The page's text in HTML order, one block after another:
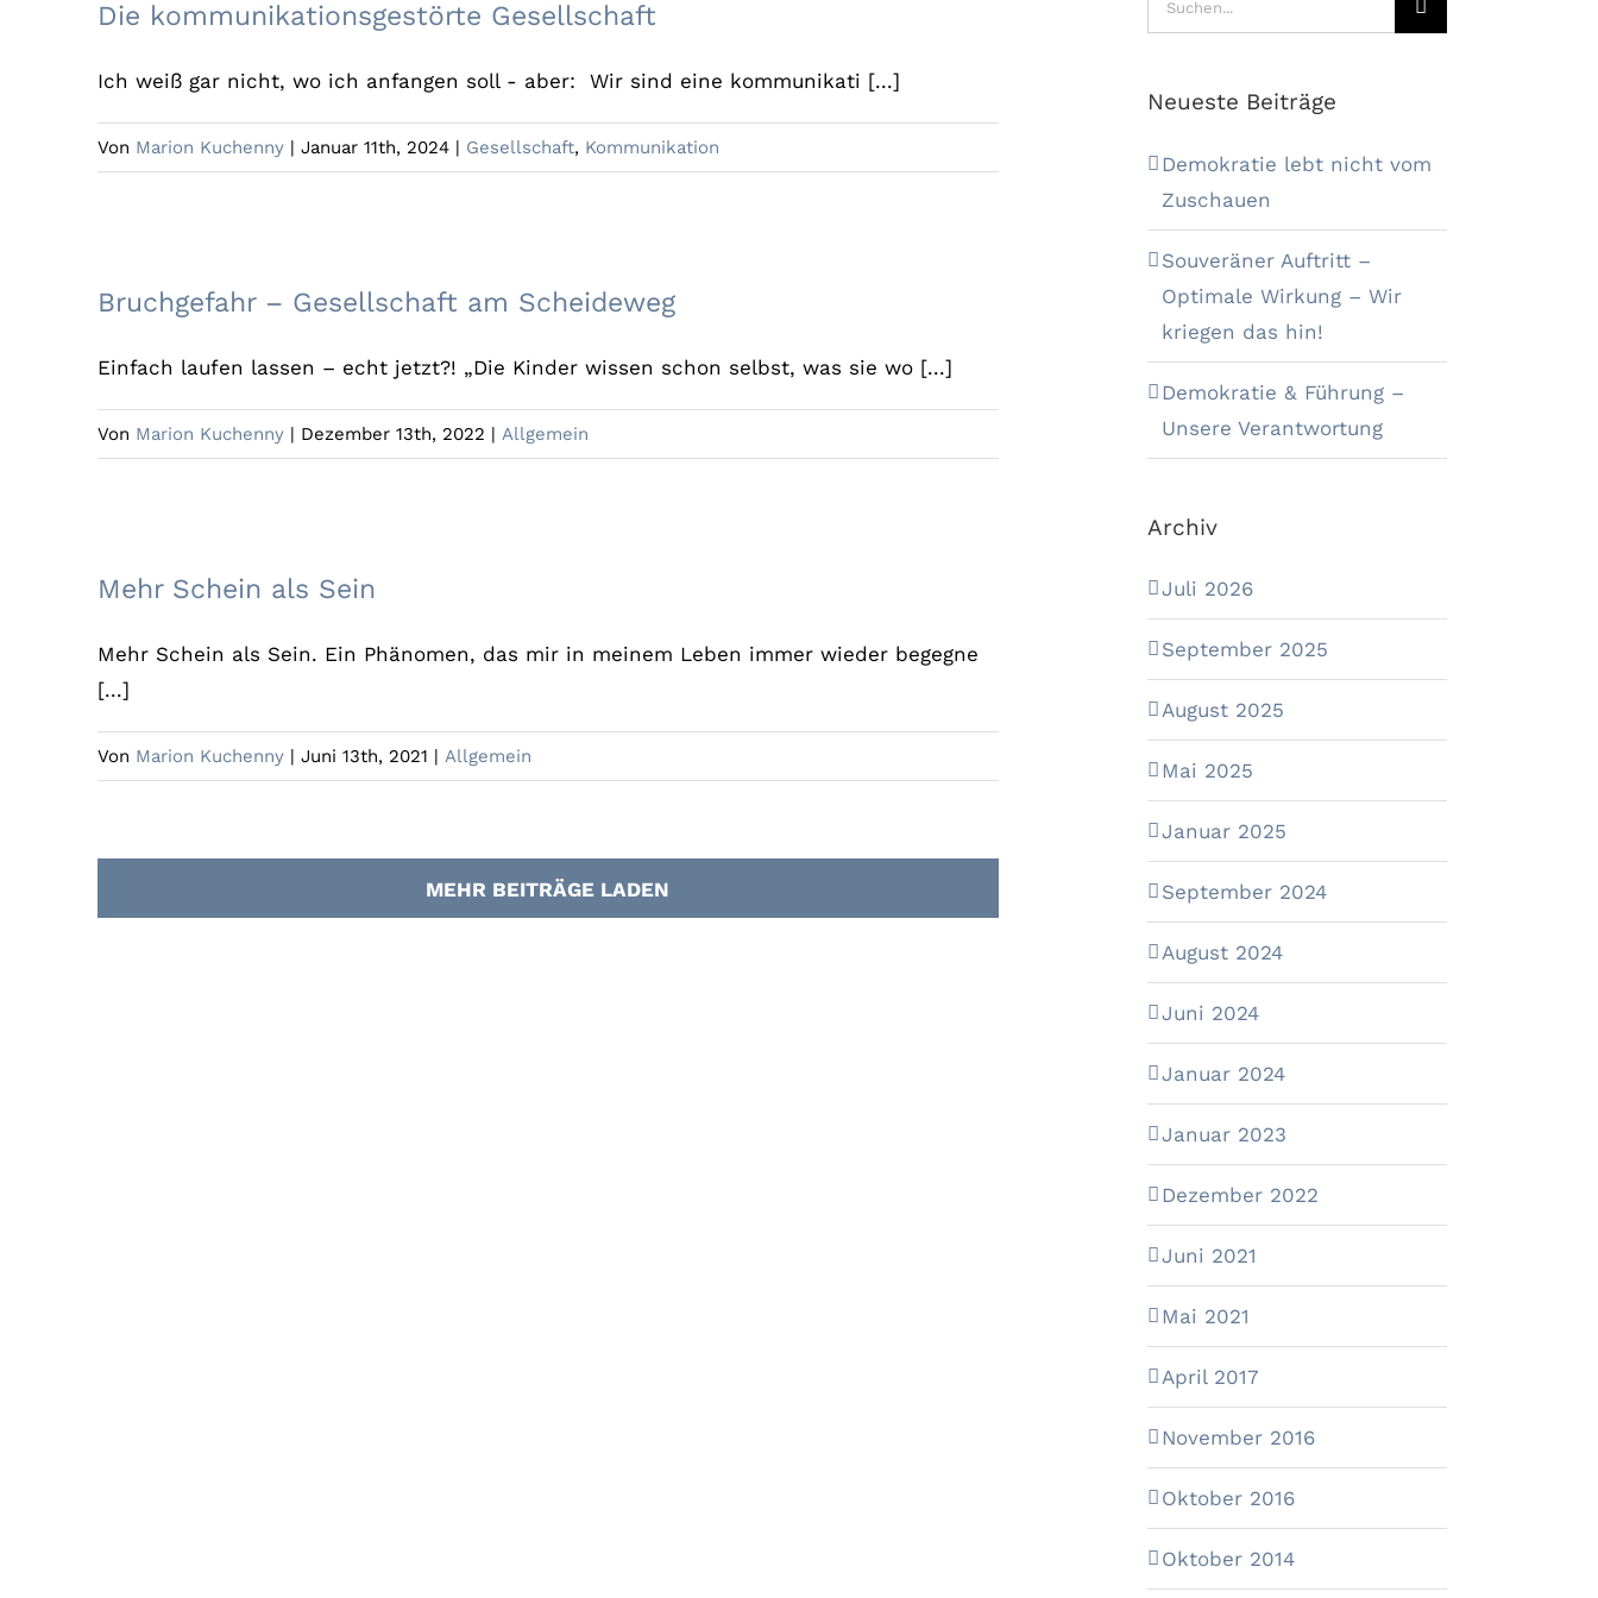
Die kommunikationsgestörte Gesellschaft
Ich weiß gar nicht, wo ich anfangen soll - aber: Wir sind eine kommunikati [...]
Von Marion Kuchenny | Januar 11th, 2024 | Gesellschaft, Kommunikation
Bruchgefahr – Gesellschaft am Scheideweg
Einfach laufen lassen – echt jetzt?! „Die Kinder wissen schon selbst, was sie wo [...]
Von Marion Kuchenny | Dezember 13th, 2022 | Allgemein
Mehr Schein als Sein
Mehr Schein als Sein. Ein Phänomen, das mir in meinem Leben immer wieder begegne
[...]
Von Marion Kuchenny | Juni 13th, 2021 | Allgemein
MEHR BEITRÄGE LADEN
nach:
Neueste Beiträge
Demokratie lebt nicht vom
Zuschauen
Souveräner Auftritt –
Optimale Wirkung – Wir
kriegen das hin!
Demokratie & Führung –
Unsere Verantwortung
Archiv
Juli 2026
September 2025
August 2025
Mai 2025
Januar 2025
September 2024
August 2024
Juni 2024
Januar 2024
Januar 2023
Dezember 2022
Juni 2021
Mai 2021
April 2017
November 2016
Oktober 2016
Oktober 2014